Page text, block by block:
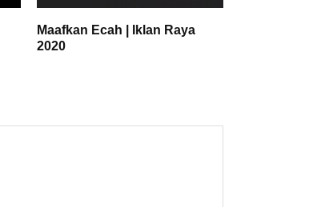
Maafkan Ecah | Iklan Raya
2020